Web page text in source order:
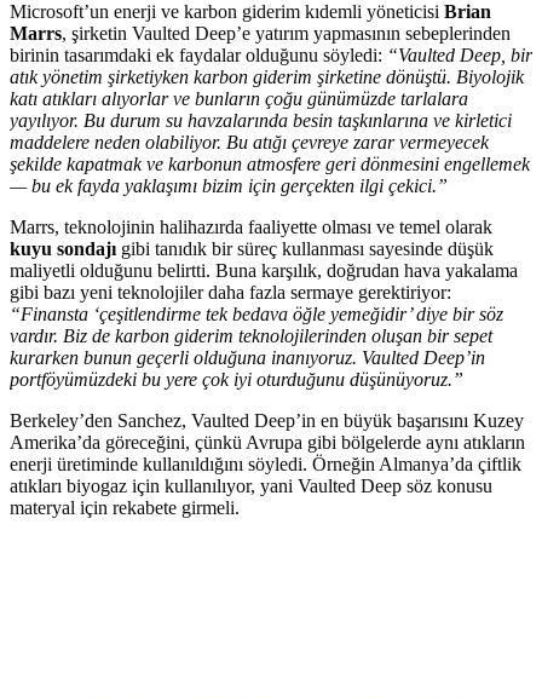
Microsoft’un enerji ve karbon giderim kıdemli yöneticisi Brian
Marrs, şirketin Vaulted Deep’e yatırım yapmasının sebeplerinden
birinin tasarımdaki ek faydalar olduğunu söyledi: “Vaulted Deep, bir
atık yönetim şirketiyken karbon giderim şirketine dönüştü. Biyolojik
katı atıkları alıyorlar ve bunların çoğu günümüzde tarlalara
yayılıyor. Bu durum su havzalarında besin taşkınlarına ve kirletici
maddelere neden olabiliyor. Bu atığı çevreye zarar vermeyecek
şekilde kapatmak ve karbonun atmosfere geri dönmesini engellemek
— bu ek fayda yaklaşımı bizim için gerçekten ilgi çekici.”
Marrs, teknolojinin halihazırda faaliyette olması ve temel olarak
kuyu sondajı gibi tanıdık bir süreç kullanması sayesinde düşük
maliyetli olduğunu belirtti. Buna karşılık, doğrudan hava yakalama
gibi bazı yeni teknolojiler daha fazla sermaye gerektiriyor:
“Finansta ‘çeşitlendirme tek bedava öğle yemeğidir’ diye bir söz
vardır. Biz de karbon giderim teknolojilerinden oluşan bir sepet
kurarken bunun geçerli olduğuna inanıyoruz. Vaulted Deep’in
portföyümüzdeki bu yere çok iyi oturduğunu düşünüyoruz.”
Berkeley’den Sanchez, Vaulted Deep’in en büyük başarısını Kuzey
Amerika’da göreceğini, çünkü Avrupa gibi bölgelerde aynı atıkların
enerji üretiminde kullanıldığını söyledi. Örneğin Almanya’da çiftlik
atıkları biyogaz için kullanılıyor, yani Vaulted Deep söz konusu
materyal için rekabete girmeli.